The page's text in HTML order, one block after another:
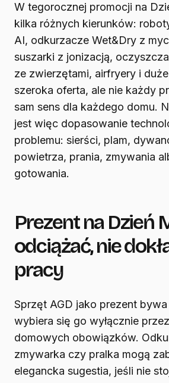
W tegorocznej promocji na
kilka różnych kierunków:
AI, odkurzacze Wet&Dry z
suszarki z jonizacją,
ze zwierzętami, airfryery i
szeroka oferta, ale nie każdy
sam sens dla każdego domu.
jest więc dopasowanie
problemu: sierści, plam,
powietrza, prania, zmywania
gotowania.
Prezent na Dzień
odciążać, nie
pracy
Sprzęt AGD jako prezent
wybiera się go wyłącznie
domowych obowiązków.
zmywarka czy pralka mogą
elegancka sugestia, jeśli nie